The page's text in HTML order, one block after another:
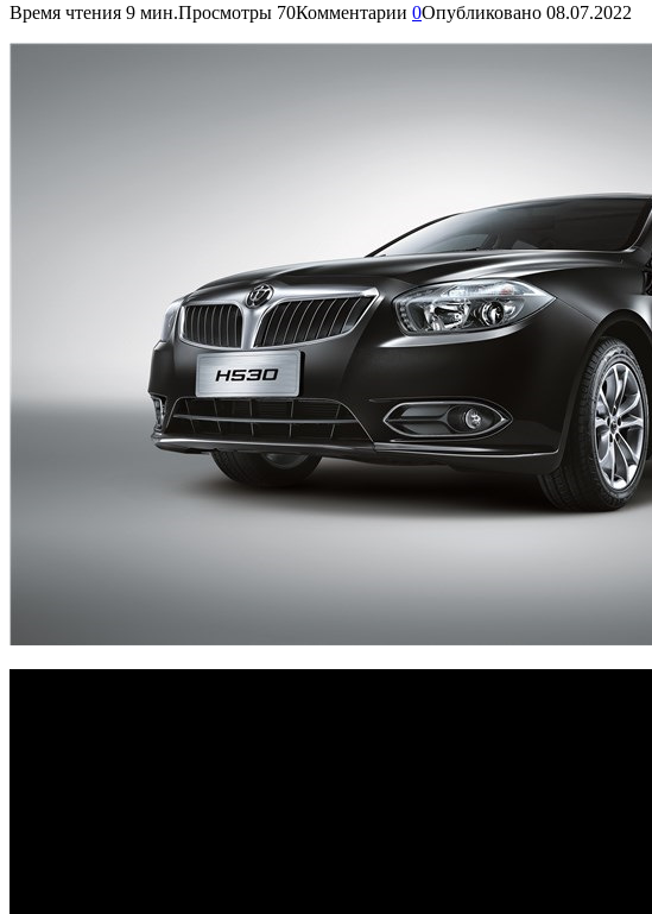
Время чтения 9 мин.Просмотры 70Комментарии 0Опубликовано 08.07.2022